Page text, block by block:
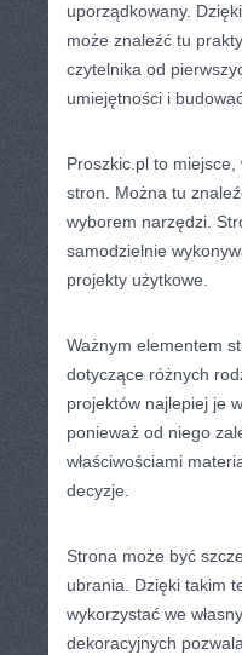
uporządkowany.
może znaleźć tu
czytelnika od
umiejętności i
Proszkic.pl to
stron. Można tu
wyborem narzędzi.
samodzielnie
projekty użytkowe.
Ważnym elementem
dotyczące różnych
projektów najlepiej je
ponieważ od niego
właściwościami
decyzje.
Strona może być
ubrania. Dzięki takim
wykorzystać we
dekoracyjnych